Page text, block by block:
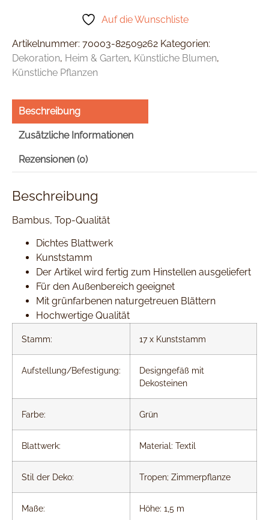
Auf die Wunschliste
Artikelnummer: 70003-82509262 Kategorien:
Dekoration, Heim & Garten, Künstliche Blumen,
Künstliche Pflanzen
Beschreibung
Zusätzliche Informationen
Rezensionen (0)
Beschreibung
Bambus, Top-Qualität
Dichtes Blattwerk
Kunststamm
Der Artikel wird fertig zum Hinstellen ausgeliefert
Für den Außenbereich geeignet
Mit grünfarbenen naturgetreuen Blättern
Hochwertige Qualität
Stamm: 17 x Kunststamm
Aufstellung/Befestigung:
Designgefäß mit
Dekosteinen
Farbe: Grün
Blattwerk: Material: Textil
Stil der Deko: Tropen; Zimmerpflanze
Maße: Höhe: 1,5 m